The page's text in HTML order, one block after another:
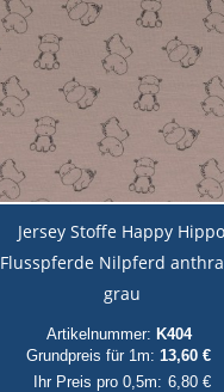
Jersey Stoffe Happy Hippo
Flusspferde Nilpferd
grau
Artikelnummer: K404
Grundpreis für 1m: 13,60 €
Ihr Preis pro 0,5m: 6,80 €